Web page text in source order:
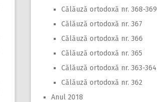
Călăuză ortodoxă nr. 368-369
Călăuză ortodoxă nr. 367
Călăuză ortodoxă nr. 366
Călăuză ortodoxă nr. 365
Călăuză ortodoxă nr. 363-364
Călăuză ortodoxă nr. 362
Anul 2018